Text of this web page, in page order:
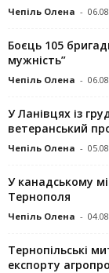
Чепіль Олена -
Боєць 105
мужність”
Чепіль Олена -
У Ланівцях із
ветеранський
Чепіль Олена -
У канадському
Тернополя
Чепіль Олена -
Тернопільські
експорту